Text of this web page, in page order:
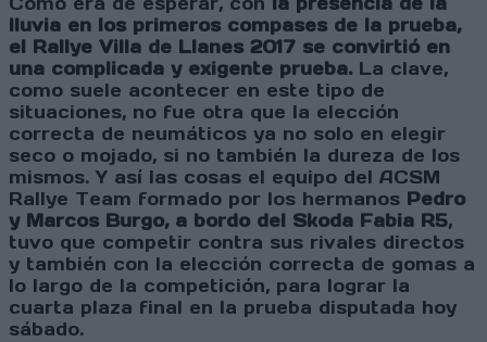
lluvia en los primeros compases de la prueba,
el Rallye Villa de Llanes 2017 se convirtió en
una complicada y exigente prueba. La clave,
como suele acontecer en este tipo de
situaciones, no fue otra que la elección
correcta de neumáticos ya no solo en elegir
seco o mojado, si no también la dureza de los
mismos. Y así las cosas el equipo del ACSM
Rallye Team formado por los hermanos Pedro
y Marcos Burgo, a bordo del Skoda Fabia R5,
tuvo que competir contra sus rivales directos
y también con la elección correcta de gomas a
lo largo de la competición, para lograr la
cuarta plaza final en la prueba disputada hoy
sábado.